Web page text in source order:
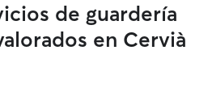
de guardería
en Cervià